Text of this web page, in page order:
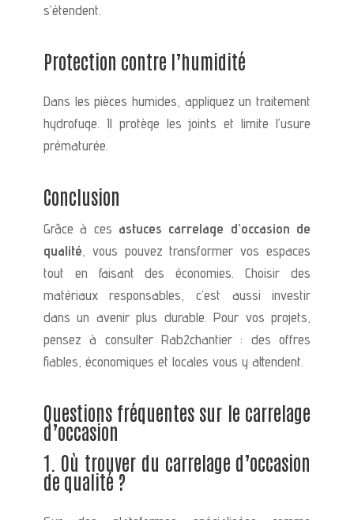
s’étendent.
Protection contre l’humidité
Dans les pièces humides, appliquez un traitement
hydrofuge. Il protège les joints et limite l’usure
prématurée.
Conclusion
Grâce à ces astuces carrelage d’occasion de
qualité , vous pouvez transformer vos espaces
tout en faisant des économies. Choisir des
matériaux responsables, c’est aussi investir
dans un avenir plus durable. Pour vos projets,
pensez à consulter Rab2chantier : des offres
fiables, économiques et locales vous y attendent.
Questions fréquentes sur le carrelage
d’occasion
1. Où trouver du carrelage d’occasion
de qualité ?